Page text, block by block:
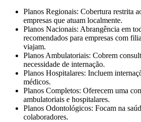
Planos Regionais: Cobertura restrita
empresas que atuam localmente.
Planos Nacionais: Abrangência em
recomendados para empresas com
viajam.
Planos Ambulatoriais: Cobrem
necessidade de internação.
Planos Hospitalares: Incluem
médicos.
Planos Completos: Oferecem uma
ambulatoriais e hospitalares.
Planos Odontológicos: Focam na
colaboradores.